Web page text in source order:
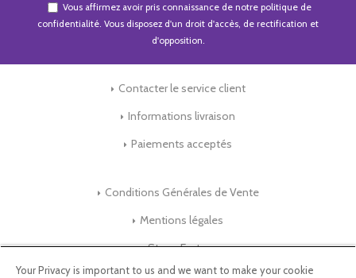
Vous affirmez avoir pris connaissance de notre politique de
confidentialité. Vous disposez d'un droit d'accès, de rectification et
d'opposition.
Contacter le service client
Informations livraison
Paiements acceptés
Conditions Générales de Vente
Mentions légales
Store-Factory
Your Privacy is important to us and we want to make your cookie